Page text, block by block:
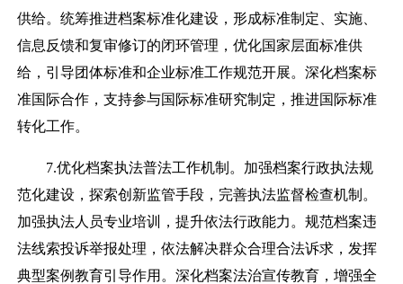
供给。统筹推进档案标准化建设，形成标准制定、实施、
信息反馈和复审修订的闭环管理，优化国家层面标准供
给，引导团体标准和企业标准工作规范开展。深化档案标
准国际合作，支持参与国际标准研究制定，推进国际标准
转化工作。
7.优化档案执法普法工作机制。加强档案行政执法规
范化建设，探索创新监管手段，完善执法监督检查机制。
加强执法人员专业培训，提升依法行政能力。规范档案违
法线索投诉举报处理，依法解决群众合理合法诉求，发挥
典型案例教育引导作用。深化档案法治宣传教育，增强全